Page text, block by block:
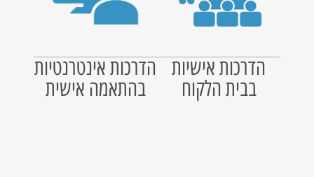
הדרכות אישיות
בבית הלקוח
הדרכות אינטרנטיות
בהתאמה אישית